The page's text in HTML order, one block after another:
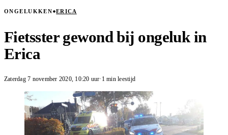
ONGELUKKEN ERICA
Fietsster gewond bij ongeluk in
Erica
Zaterdag 7 november 2020, 10:20 uur· 1 min leestijd